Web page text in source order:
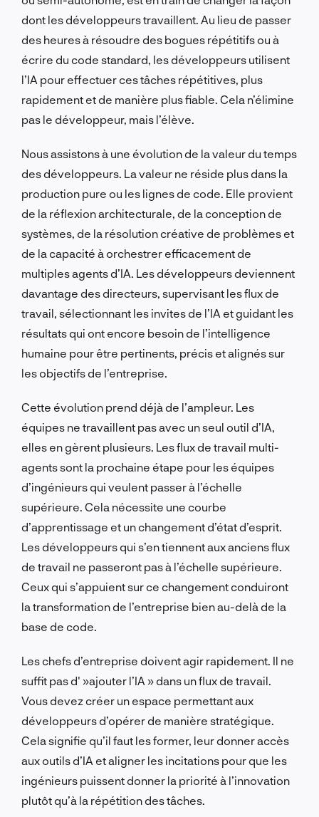
dont les développeurs travaillent. Au lieu de passer
des heures à résoudre des bogues répétitifs ou à
écrire du code standard, les développeurs utilisent
l’IA pour effectuer ces tâches répétitives, plus
rapidement et de manière plus fiable. Cela n’élimine
pas le développeur, mais l’élève.
Nous assistons à une évolution de la valeur du temps
des développeurs. La valeur ne réside plus dans la
production pure ou les lignes de code. Elle provient
de la réflexion architecturale, de la conception de
systèmes, de la résolution créative de problèmes et
de la capacité à orchestrer efficacement de
multiples agents d’IA. Les développeurs deviennent
davantage des directeurs, supervisant les flux de
travail, sélectionnant les invites de l’IA et guidant les
résultats qui ont encore besoin de l’intelligence
humaine pour être pertinents, précis et alignés sur
les objectifs de l’entreprise.
Cette évolution prend déjà de l’ampleur. Les
équipes ne travaillent pas avec un seul outil d’IA,
elles en gèrent plusieurs. Les flux de travail multi-
agents sont la prochaine étape pour les équipes
d’ingénieurs qui veulent passer à l’échelle
supérieure. Cela nécessite une courbe
d’apprentissage et un changement d’état d’esprit.
Les développeurs qui s’en tiennent aux anciens flux
de travail ne passeront pas à l’échelle supérieure.
Ceux qui s’appuient sur ce changement conduiront
la transformation de l’entreprise bien au-delà de la
base de code.
Les chefs d’entreprise doivent agir rapidement. Il ne
suffit pas d' »ajouter l’IA » dans un flux de travail.
Vous devez créer un espace permettant aux
développeurs d’opérer de manière stratégique.
Cela signifie qu’il faut les former, leur donner accès
aux outils d’IA et aligner les incitations pour que les
ingénieurs puissent donner la priorité à l’innovation
plutôt qu’à la répétition des tâches.